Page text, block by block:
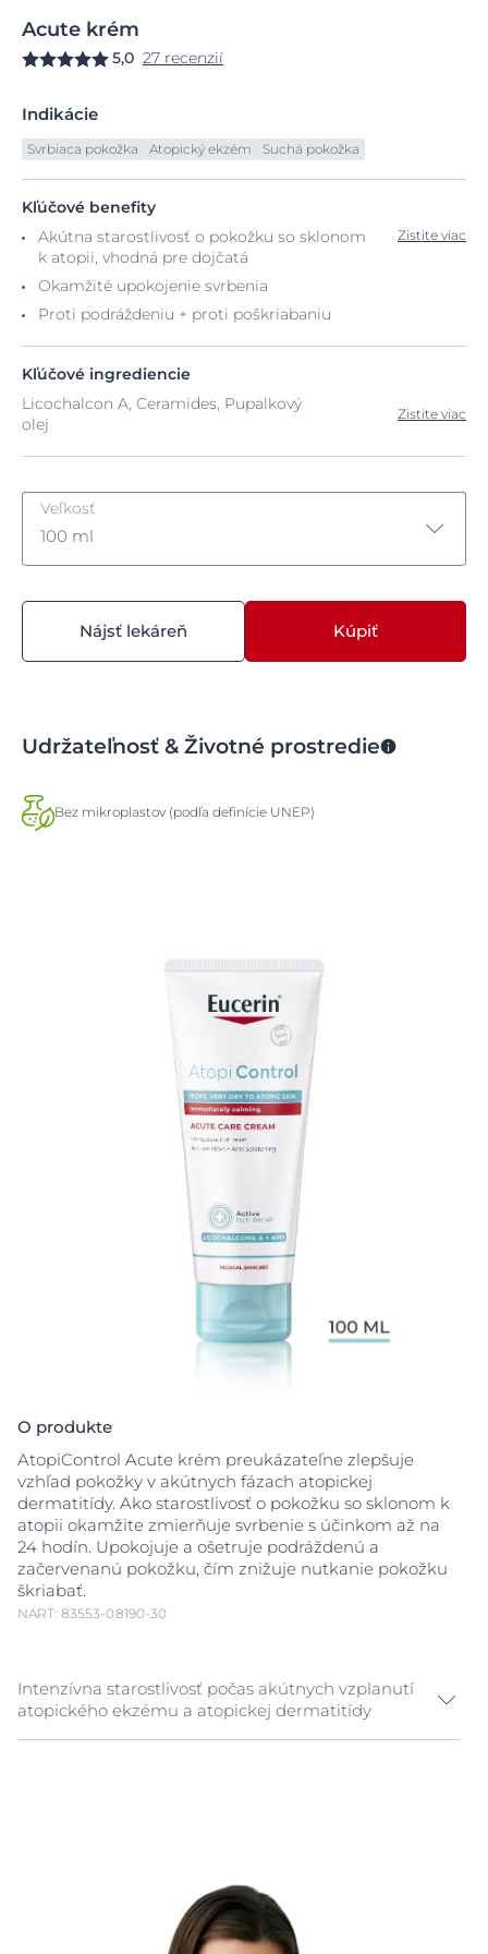
Acute krém
5,0 27 recenzií
Indikácie
Svrbiaca pokožka Atopický ekzém Suchá pokožka
Kľúčové benefity
Akútna starostlivosť o pokožku so sklonom
k ​​atopii, vhodná pre dojčatá
Okamžité upokojenie svrbenia
Proti podráždeniu + proti poškriabaniu
Zistite viac
Kľúčové ingrediencie
Licochalcon A, Ceramides, Pupalkový
olej
Zistite viac
Veľkosť
100 ml
100 mlNájsť lekáreň Kúpiť
Udržateľnosť & Životné prostredie
Bez mikroplastov (podľa definície UNEP)
O produkte
AtopiControl Acute krém preukázateľne zlepšuje
vzhľad pokožky v akútnych fázach atopickej
dermatitídy. Ako starostlivosť o pokožku so sklonom k ​​
atopii okamžite zmierňuje svrbenie s účinkom až na
24 hodín. Upokojuje a ošetruje podráždenú a
začervenanú pokožku, čím znižuje nutkanie pokožku
škriabať.
NART: 83553-08190-30
Intenzívna starostlivosť počas akútnych vzplanutí
atopického ekzému a atopickej dermatitídy
Eucerin AtopiControl Acute krém
špeciálne tak, aby poskytoval upokojenie a intenzívnu
starostlivosť pokožke počas akútneho